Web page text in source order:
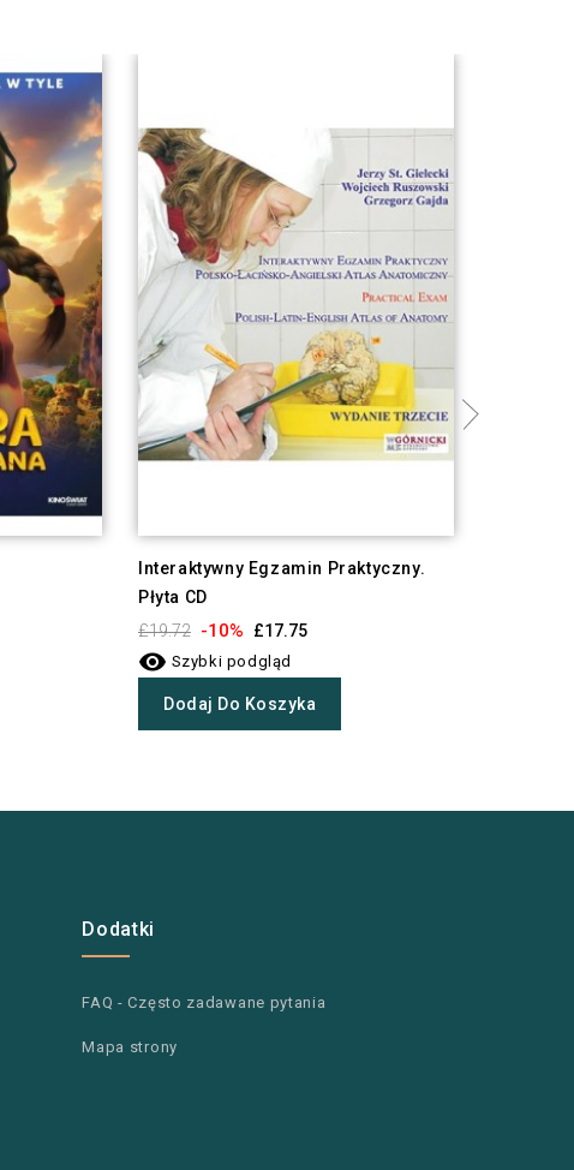
Interaktywny Egzamin Praktyczny.
Płyta CD
£19.72 -10% £17.75
 Szybki podgląd
Dodaj Do Koszyka
Dodatki
FAQ - Często zadawane pytania
Mapa strony